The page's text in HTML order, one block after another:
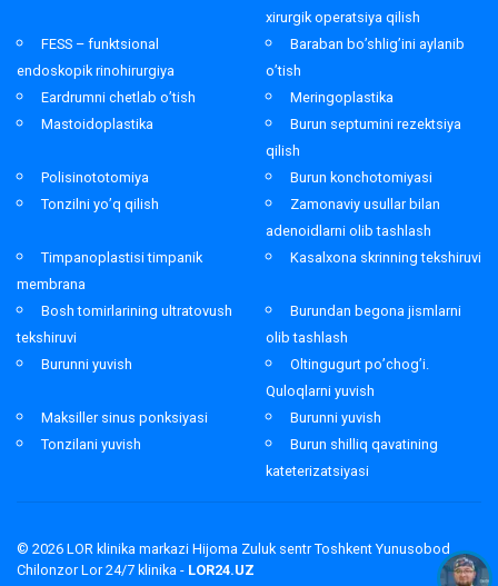
xirurgik operatsiya qilish
FESS – funktsional
endoskopik rinohirurgiya
Baraban bo’shlig’ini aylanib
o’tish
Eardrumni chetlab o’tish
Meringoplastika
Mastoidoplastika
Burun septumini rezektsiya
qilish
Polisinototomiya
Burun konchotomiyasi
Tonzilni yo’q qilish
Zamonaviy usullar bilan
adenoidlarni olib tashlash
Timpanoplastisi timpanik
membrana
Kasalxona skrinning tekshiruvi
Bosh tomirlarining ultratovush
tekshiruvi
Burundan begona jismlarni
olib tashlash
Burunni yuvish
Oltingugurt po’chog’i.
Quloqlarni yuvish
Maksiller sinus ponksiyasi
Burunni yuvish
Tonzilani yuvish
Burun shilliq qavatining
kateterizatsiyasi
© 2026 LOR klinika markazi Hijoma Zuluk sentr Toshkent Yunusobod
Chilonzor Lor 24/7 klinika - LOR24.UZ